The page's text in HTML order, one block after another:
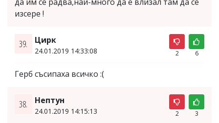
изсере !
39. Цирк
24.01.2019 14:33:08 2 6
Герб съсипаха всичко :(
38. Нептун
24.01.2019 14:15:13 2 3